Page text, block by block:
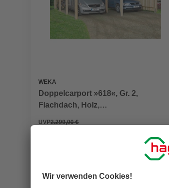
WEKA
Doppelcarport »618«, Gr. 2,
Flachdach, Holz,
UVP2.299,00 €
Zustellung 05.10. - 07.10.